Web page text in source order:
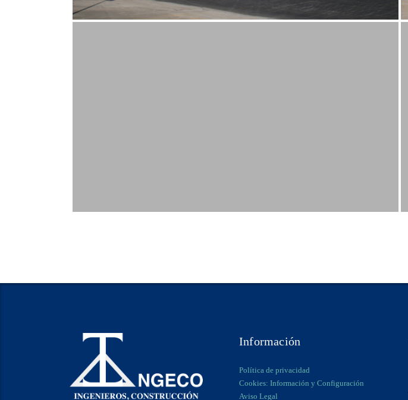
Información
Política de privacidad
Cookies: Información y Configuración
Aviso Legal